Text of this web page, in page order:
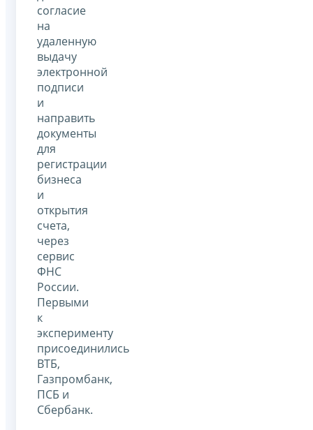
согласие
на
удаленную
выдачу
электронной
подписи
и
направить
документы
для
регистрации
бизнеса
и
открытия
счета,
через
сервис
ФНС
России.
Первыми
к
эксперименту
присоединились
ВТБ,
Газпромбанк,
ПСБ и
Сбербанк.